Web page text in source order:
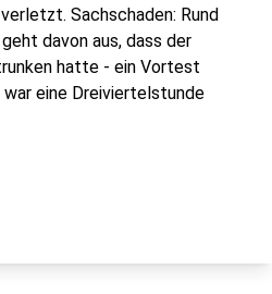
Sachschaden: Rund
davon aus, dass der
hatte - ein Vortest
eine Dreiviertelstunde